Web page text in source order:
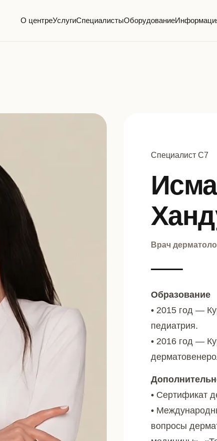
О центреУслугиСпециалистыОборудование
Специалист С7
Врач
Образование
• 2015 год —
педиатрия.
• 2016 год —
• Сертификат
•
вопросы